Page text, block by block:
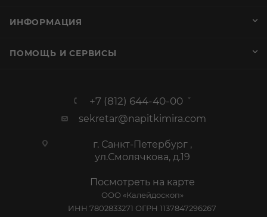
ИНФОРМАЦИЯ
ПОМОЩЬ И СЕРВИСЫ
+7 (812) 644-40-00
sekretar@napitkimira.com
г. Санкт-Петербург ,
ул.Смолячкова, д.19
Посмотреть на карте
ООО «Калейдоскоп»
ИНН 7802833271 ОГРН 1137847296267